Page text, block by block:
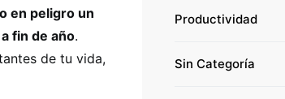
en peligro un
fin de año.
de tu vida,
Productividad
Sin Categoría